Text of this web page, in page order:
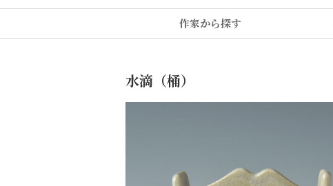
作家から探す
水滴（桶）